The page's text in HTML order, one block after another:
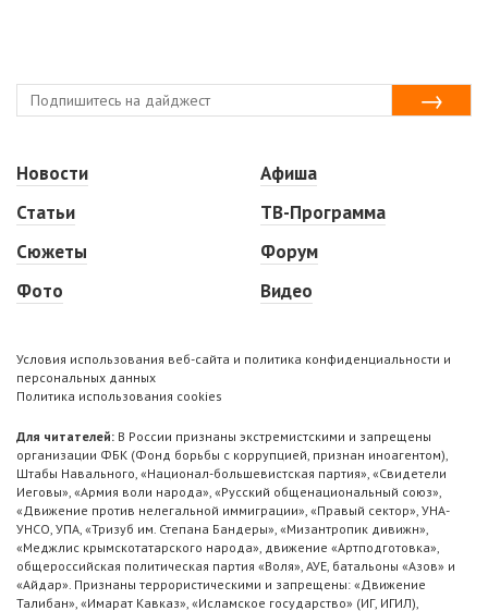
Новости
Статьи
Сюжеты
Фото
Афиша
ТВ-Программа
Форум
Видео
Условия использования веб-сайта и политика конфиденциальности и
персональных данных
Политика использования cookies
Для читателей: В России признаны экстремистскими и запрещены
организации ФБК (Фонд борьбы с коррупцией, признан иноагентом),
Штабы Навального, «Национал-большевистская партия», «Свидетели
Иеговы», «Армия воли народа», «Русский общенациональный союз»,
«Движение против нелегальной иммиграции», «Правый сектор», УНА-
УНСО, УПА, «Тризуб им. Степана Бандеры», «Мизантропик дивижн»,
«Меджлис крымскотатарского народа», движение «Артподготовка»,
общероссийская политическая партия «Воля», АУЕ, батальоны «Азов» и
«Айдар». Признаны террористическими и запрещены: «Движение
Талибан», «Имарат Кавказ», «Исламское государство» (ИГ, ИГИЛ),